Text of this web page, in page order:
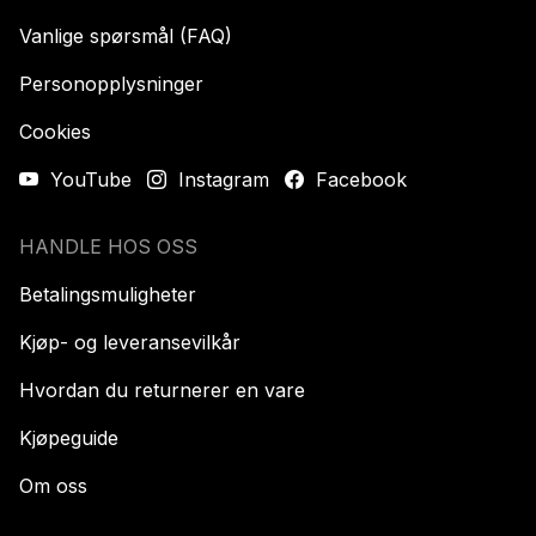
Vanlige spørsmål (FAQ)
Personopplysninger
Cookies
YouTube
Instagram Facebook
HANDLE HOS OSS
Betalingsmuligheter
Kjøp- og leveransevilkår
Hvordan du returnerer en vare
Kjøpeguide
Om oss